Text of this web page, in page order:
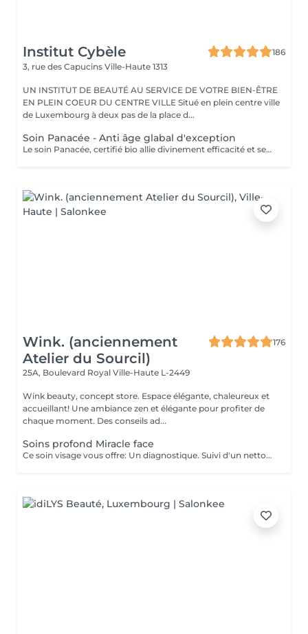
Institut Cybèle
186
3, rue des Capucins Ville-Haute 1313
UN INSTITUT DE BEAUTÉ AU SERVICE DE VOTRE BIEN-ÊTRE
EN PLEIN COEUR DU CENTRE VILLE Situé en plein centre ville
de Luxembourg à deux pas de la place d...
Soin Panacée - Anti âge glabal d'exception
Le soin Panacée, certifié bio allie divinement efficacité et sensorialité et cible tous les signes de l'âge : rides, éclat, fermeté. Des textures originales et un modelage visage resculptant unique réalisé à l'aide du Dermophyt's, un appareil à ondes sonores permettant de travailler les tissus en profondeur, pour des résultats visibles instantanément après un seul soin !
Wink. (anciennement
Atelier du Sourcil)
176
25A, Boulevard Royal Ville-Haute L-2449
Wink beauty, concept store. Espace élégante, chaleureux et
accueillant! Une ambiance zen et élégante pour profiter de
chaque moment. Des conseils ad...
Soins profond Miracle face
Ce soin visage vous offre: Un diagnostique. Suivi d'un nettoyage en profondeur de votre peau, et un massage Miracle Face qui a un effet de lifting immédiat , ce massage facial dégonfle, accentue les formes du visage et favorise la revitalisation naturelle de la peau.